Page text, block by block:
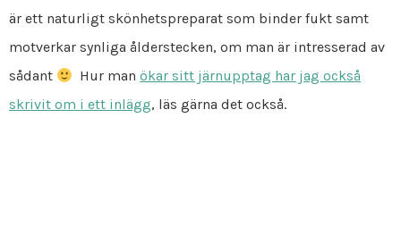
är ett naturligt skönhetspreparat som binder fukt samt
motverkar synliga ålderstecken, om man är intresserad av
sådant
Hur manökar sitt järnupptag har jag också
skrivit om i ett inlägg, läs gärna det också.